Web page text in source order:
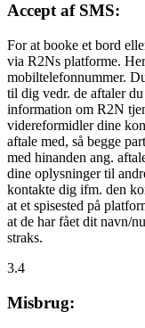
Accept af SMS:
For at booke et bord
via R2Ns platforme.
mobiltelefonnummer.
til dig vedr. de aftaler du
information om R2N
videreformidler dine
aftale med, så begge
med hinanden ang.
dine oplysninger til
kontakte dig ifm. den
at et spisested på
at de har fået dit navn/
straks.
3.4
Misbrug: